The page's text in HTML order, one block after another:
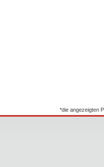
*die angezeigten